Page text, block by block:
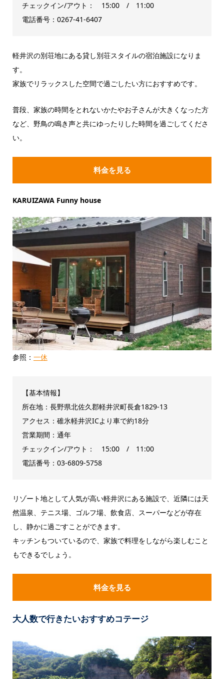
チェックイン/アウト： 15:00 / 11:00
電話番号：0267-41-6407
軽井沢の別荘地にある貸し別荘スタイルの宿泊施設になりま
す。
家族でリラックスした空間で過ごしたい方におすすめです。
普段、家族の時間をとれないかたやお子さんが大きくなった方
など、野鳥の鳴き声と共にゆったりした時間を過ごしてくださ
い。
料金を見る
KARUIZAWA Funny house
参照： 一休
【基本情報】
所在地：長野県北佐久郡軽井沢町長倉1829-13
アクセス：碓氷軽井沢ICより車で約18分
営業期間：通年
チェックイン/アウト： 15:00 / 11:00
電話番号：03-6809-5758
リゾート地として人気が高い軽井沢にある施設で、近隣には天
然温泉、テニス場、ゴルフ場、飲食店、スーパーなどが存在
し、静かに過ごすことができます。
キッチンもついているので、家族で料理をしながら楽しむこと
もできるでしょう。
料金を見る
大人数で行きたいおすすめコテージ